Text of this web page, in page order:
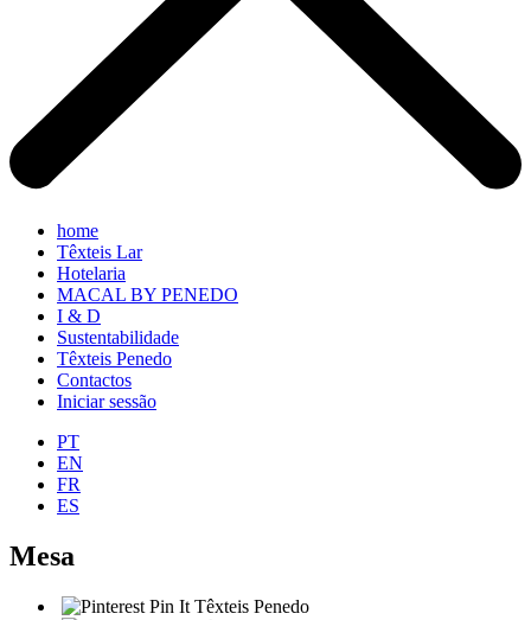
home
Têxteis Lar
Hotelaria
MACAL BY PENEDO
I & D
Sustentabilidade
Têxteis Penedo
Contactos
Iniciar sessão
PT
EN
FR
ES
Mesa